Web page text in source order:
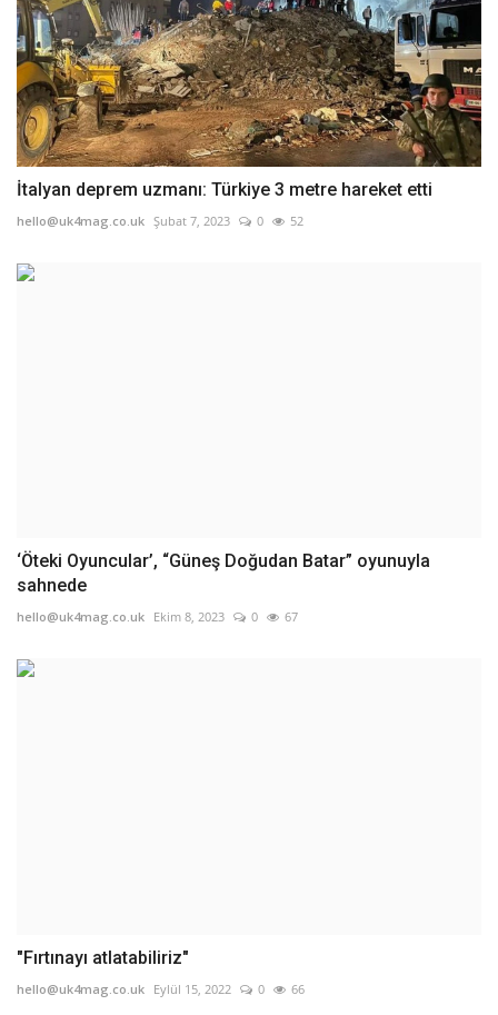
İtalyan deprem uzmanı: Türkiye 3 metre hareket etti
hello@uk4mag.co.uk Şubat 7, 2023 0 52
‘Öteki Oyuncular’, “Güneş Doğudan Batar” oyunuyla
sahnede
hello@uk4mag.co.uk Ekim 8, 2023 0 67
"Fırtınayı atlatabiliriz"
hello@uk4mag.co.uk Eylül 15, 2022 0 66